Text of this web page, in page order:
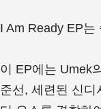
I Am Ready EP는
이 EP에는 Umek
준선, 세련된 신